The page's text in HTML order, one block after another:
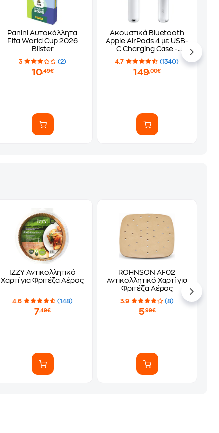
Panini Αυτοκόλλητα
Fifa World Cup 2026
Blister
3 (2)
10,49€
Ακουστικά Bluetooth
Apple AirPods 4 με USB-
C Charging Case -
White
4.7 (1340)
149,00€
ΙΖΖΥ Αντικολλητικό
Χαρτί για Φριτέζα Αέρος
4.6 (148)
7,49€
ROHNSON AF02
Αντικολλητικό Χαρτί για
Φριτέζα Αέρος
3.9 (8)
5,99€